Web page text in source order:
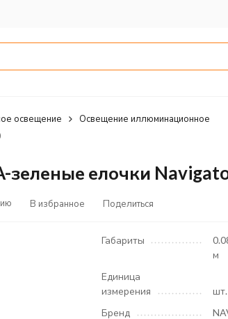
освещение
Освещение иллюминационное
зеленые елочки
В избранное Поделиться
Габариты
м
Единица
измерения
шт.
Бренд